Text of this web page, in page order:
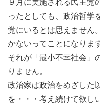
９月に実施される民主党
ったとしても、政治哲学
党にいるとは思えません
かないってことになります
それが「最小不幸社会」
りません。
政治家は政治をめざした
を・・・考え続